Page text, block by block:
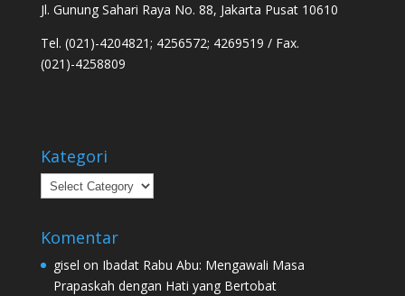
Jl. Gunung Sahari Raya No. 88, Jakarta Pusat 10610
Tel. (021)-4204821; 4256572; 4269519 / Fax.
(021)-4258809
Kategori
Kategori
Komentar
gisel on Ibadat Rabu Abu: Mengawali Masa
Prapaskah dengan Hati yang Bertobat